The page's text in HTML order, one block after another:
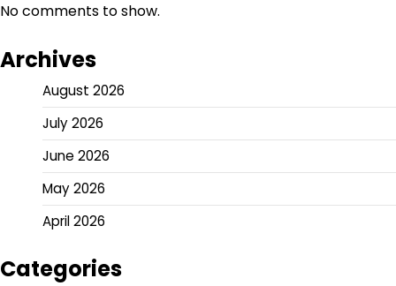
No comments to show.
Archives
August 2026
July 2026
June 2026
May 2026
April 2026
Categories